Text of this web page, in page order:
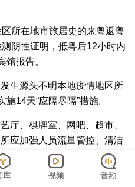
在地市旅居史的来粤返粤
阴性证明，抵粤后12小时内
馆报告。
源头不明本地疫情地区所
14天“应隔尽隔”措施。
、棋牌室、网吧、超市、
应加强人员流量管控、清洁
配合落实测温扫码戴口罩等
库 视频 音频